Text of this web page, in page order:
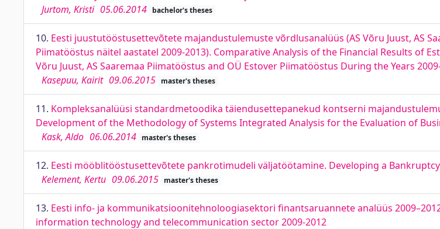
Jurtom, Kristi 05.06.2014 bachelor's theses
10. Eesti juustutööstusettevõtete majandustulemuste võrdlusanalüüs (AS Võru Juust, AS
Piimatööstus näitel aastatel 2009-2013). Comparative Analysis of the Financial Results of
Võru Juust, AS Saaremaa Piimatööstus and OÜ Estover Piimatööstus During the Years
Kasepuu, Kairit 09.06.2015 master's theses
11. Kompleksanalüüsi standardmetoodika täiendusettepanekud kontserni
Development of the Methodology of Systems Integrated Analysis for the Evaluation of
Kask, Aldo 06.06.2014 master's theses
12. Eesti mööblitööstusettevõtete pankrotimudeli väljatöötamine. Developing a
Kelement, Kertu 09.06.2015 master's theses
13. Eesti info- ja kommunikatsioonitehnoloogiasektori finantsaruannete analüüs
information technology and telecommunication sector 2009-2012